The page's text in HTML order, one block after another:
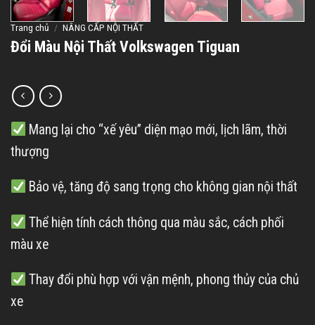
Trang chủ / NÂNG CẤP NỘI THẤT
Đổi Màu Nội Thất Volkswagen Tiguan
Mang lại cho “xế yêu” diện mạo mới, lịch lãm, thời
thượng
Bảo vệ, tăng độ sang trọng cho không gian nội thất
Thể hiện tính cách thông qua màu sắc, cách phối
màu xe
Thay đổi phù hợp với vận mệnh, phong thủy của chủ
xe